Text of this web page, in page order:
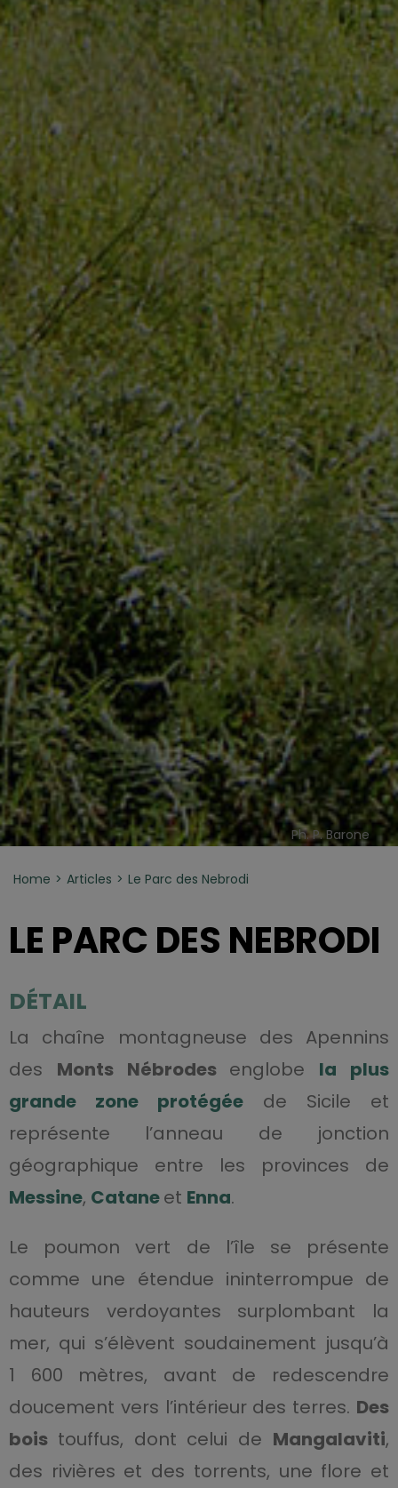
Ph. P. Barone
Home Articles Le Parc des Nebrodi
LE PARC DES NEBRODI
DÉTAIL
La chaîne montagneuse des Apennins
des Monts Nébrodes englobe la plus
grande zone protégée de Sicile et
représente l’anneau de jonction
géographique entre les provinces de
Messine, Cataneet Enna.
Le poumon vert de l’île se présente
comme une étendue ininterrompue de
hauteurs verdoyantes surplombant la
mer, qui s’élèvent soudainement jusqu’à
1 600 mètres, avant de redescendre
doucement vers l’intérieur des terres. Des
bois touffus, dont celui de Mangalaviti,
des rivières et des torrents, une flore et